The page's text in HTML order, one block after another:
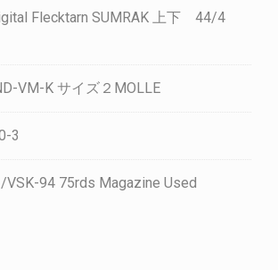
Flecktarn SUMRAK 上下 44/4
VM-K サイズ２MOLLE
3
VSK-94 75rds Magazine Used